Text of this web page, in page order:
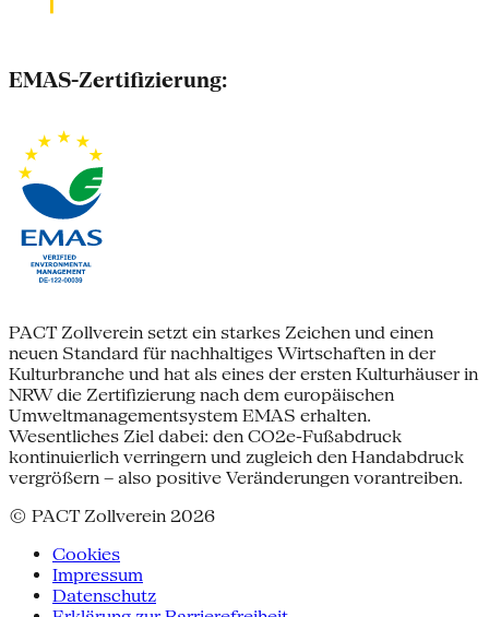
EMAS-Zertifizierung:
PACT Zollverein setzt ein starkes Zeichen und einen
neuen Standard für nachhaltiges Wirtschaften in der
Kulturbranche und hat als eines der ersten Kulturhäuser in
NRW die Zertifizierung nach dem europäischen
Umweltmanagementsystem EMAS erhalten.
Wesentliches Ziel dabei: den CO2e-Fußabdruck
kontinuierlich verringern und zugleich den Handabdruck
vergrößern – also positive Veränderungen vorantreiben.
© PACT Zollverein 2026
Cookies
Impressum
Datenschutz